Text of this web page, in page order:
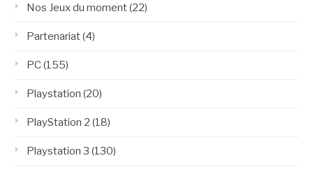
Nos Jeux du moment(22)
Partenariat(4)
PC(155)
Playstation (20)
PlayStation 2 (18)
Playstation 3 (130)